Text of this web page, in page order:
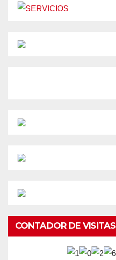
CONTADOR DE VISITAS